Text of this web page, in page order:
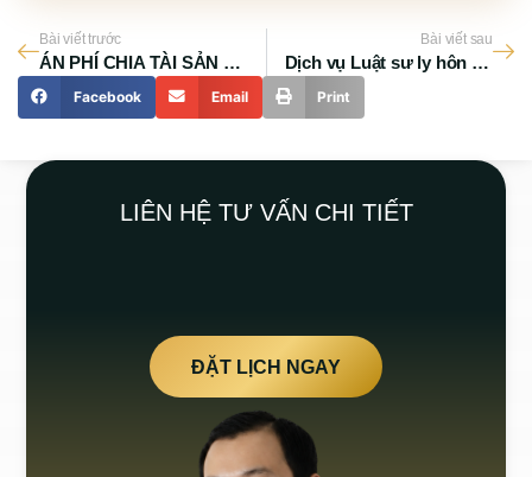
Bài viết trước
ÁN PHÍ CHIA TÀI SẢN LY HÔN BÌNH CHÁNH
Bài viết sau
Dịch vụ Luật sư ly hôn tại Bình Chánh – Top 10 Luật sư giỏi, uy tín tại TP. Hồ Chí Minh
Facebook Email Print
LIÊN HỆ TƯ VẤN CHI TIẾT
ĐẶT LỊCH NGAY